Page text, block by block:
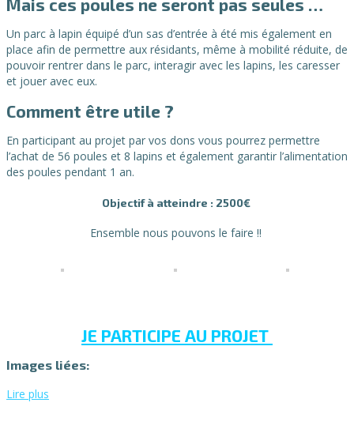
Mais ces poules ne seront pas seules …
Un parc à lapin équipé d’un sas d’entrée à été mis également en
place afin de permettre aux résidants, même à mobilité réduite, de
pouvoir rentrer dans le parc, interagir avec les lapins, les caresser
et jouer avec eux.
Comment être utile ?
En participant au projet par vos dons vous pourrez permettre
l’achat de 56 poules et 8 lapins et également garantir l’alimentation
des poules pendant 1 an.
Objectif à atteindre : 2500€
Ensemble nous pouvons le faire !!
JE PARTICIPE AU PROJET
Images liées:
Lire plus